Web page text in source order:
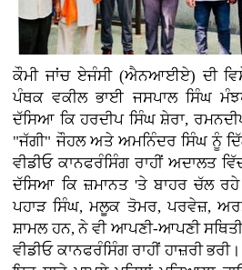
ਕੌਮੀ ਜਾਂਚ ਏਜੰਸੀ (ਐਨਆਈਏ) ਦੀ
ਪੰਥਕ ਵਕੀਲ ਭਾਈ ਜਸਪਾਲ ਸਿੰਘ
ਦੱਸਿਆ ਕਿ ਹਰਦੀਪ ਸਿੰਘ ਸ਼ੇਰਾ,
"ਜੱਗੀ" ਜੌਹਲ ਅਤੇ ਅਮਨਿੰਦਰ ਸਿੰਘ ਨੂੰ
ਵੀਡੀਓ ਕਾਨਫਰੰਸਿੰਗ ਰਾਹੀਂ ਅਦਾਲਤ
ਦੱਸਿਆ ਕਿ ਜ਼ਮਾਨਤ 'ਤੇ ਬਾਹਰ ਚੱਲ ਰਹੇ
ਪਹਾੜ ਸਿੰਘ, ਮਲੂਕ ਤੋਮਰ, ਪਰਵੇਜ਼,
ਸ਼ਾਮਲ ਹਨ, ਨੇ ਵੀ ਆਪਣੀ-ਆਪਣੀ
ਵੀਡੀਓ ਕਾਨਫਰੰਸਿੰਗ ਰਾਹੀਂ ਹਾਜ਼ਰੀ